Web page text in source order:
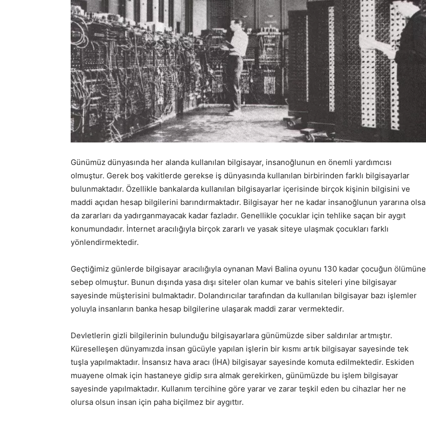
Günümüz dünyasında her alanda kullanılan bilgisayar, insanoğlunun en önemli yardımcısı
olmuştur. Gerek boş vakitlerde gerekse iş dünyasında kullanılan birbirinden farklı bilgisayarlar
bulunmaktadır. Özellikle bankalarda kullanılan bilgisayarlar içerisinde birçok kişinin bilgisini ve
maddi açıdan hesap bilgilerini barındırmaktadır. Bilgisayar her ne kadar insanoğlunun yararına olsa
da zararları da yadırganmayacak kadar fazladır. Genellikle çocuklar için tehlike saçan bir aygıt
konumundadır. İnternet aracılığıyla birçok zararlı ve yasak siteye ulaşmak çocukları farklı
yönlendirmektedir.
Geçtiğimiz günlerde bilgisayar aracılığıyla oynanan Mavi Balina oyunu 130 kadar çocuğun ölümüne
sebep olmuştur. Bunun dışında yasa dışı siteler olan kumar ve bahis siteleri yine bilgisayar
sayesinde müşterisini bulmaktadır. Dolandırıcılar tarafından da kullanılan bilgisayar bazı işlemler
yoluyla insanların banka hesap bilgilerine ulaşarak maddi zarar vermektedir.
Devletlerin gizli bilgilerinin bulunduğu bilgisayarlara günümüzde siber saldırılar artmıştır.
Küreselleşen dünyamızda insan gücüyle yapılan işlerin bir kısmı artık bilgisayar sayesinde tek
tuşla yapılmaktadır. İnsansız hava aracı (İHA) bilgisayar sayesinde komuta edilmektedir. Eskiden
muayene olmak için hastaneye gidip sıra almak gerekirken, günümüzde bu işlem bilgisayar
sayesinde yapılmaktadır. Kullanım tercihine göre yarar ve zarar teşkil eden bu cihazlar her ne
olursa olsun insan için paha biçilmez bir aygıttır.